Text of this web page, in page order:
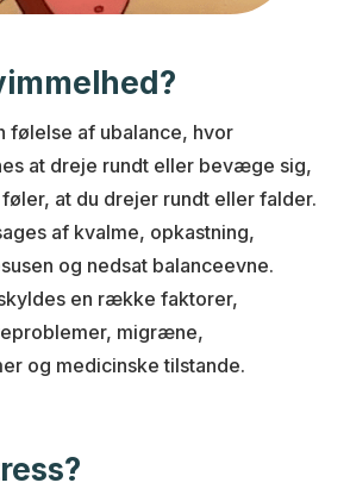
følelse af ubalance, hvor
at dreje rundt eller bevæge sig,
at du drejer rundt eller falder.
af kvalme, opkastning,
og nedsat balanceevne.
en række faktorer,
migræne,
og medicinske tilstande.